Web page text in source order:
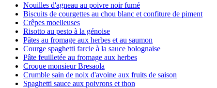
Nouilles d'agneau au poivre noir fumé
Biscuits de courgettes au chou blanc et confiture de piment
Crêpes moelleuses
Risotto au pesto à la génoise
Pâtes au fromage aux herbes et au saumon
Courge spaghetti farcie à la sauce bolognaise
Pâte feuilletée au fromage aux herbes
Croque monsieur Bresaola
Crumble sain de noix d'avoine aux fruits de saison
Spaghetti sauce aux poivrons et thon